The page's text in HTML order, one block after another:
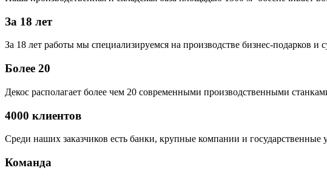
За 18 лет
За 18 лет работы мы специализируемся на производстве бизнес-подарков
Более 20
Декос располагает более чем 20 современными производственными
4000 клиентов
Среди наших заказчиков есть банки, крупные компании и
Команда